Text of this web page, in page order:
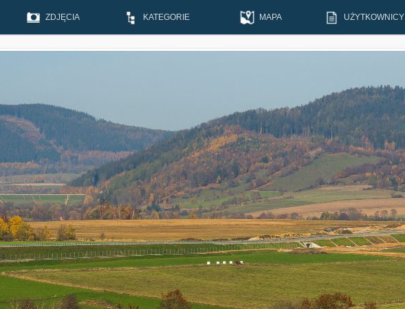
ZDJĘCIA KATEGORIE MAPA UŻYTKOWNICY